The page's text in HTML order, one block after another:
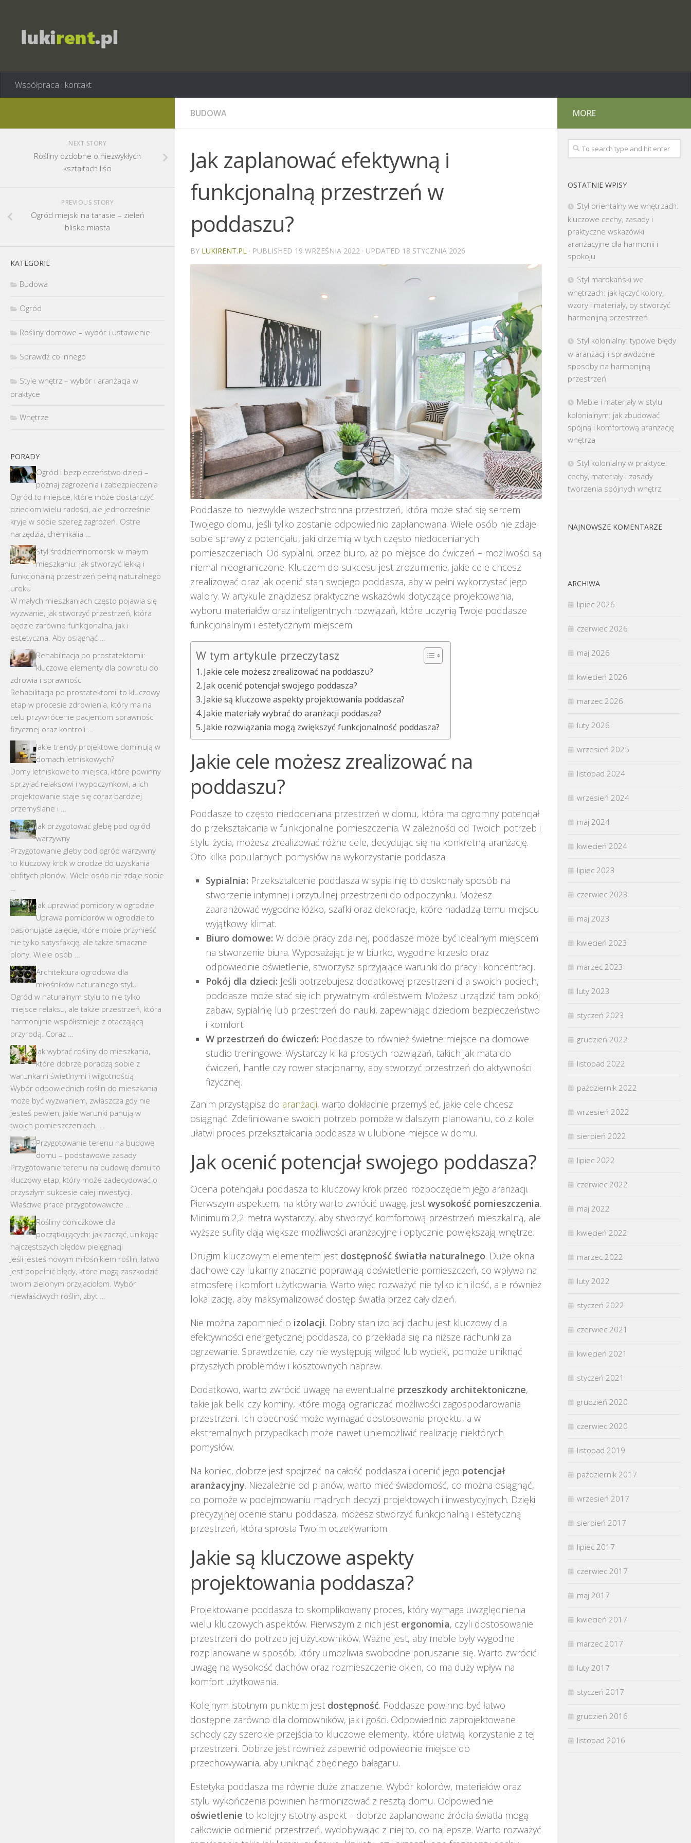
Współpraca i kontakt
BUDOWA
Jak zaplanować efektywną i
funkcjonalną przestrzeń w
poddaszu?
BY LUKIRENT.PL · PUBLISHED 19 WRZEŚNIA 2022 · UPDATED 18 STYCZNIA 2026
Poddasze to niezwykle wszechstronna przestrzeń, która może stać się sercem
Twojego domu, jeśli tylko zostanie odpowiednio zaplanowana. Wiele osób nie zdaje
sobie sprawy z potencjału, jaki drzemią w tych często niedocenianych
pomieszczeniach. Od sypialni, przez biuro, aż po miejsce do ćwiczeń – możliwości są
niemal nieograniczone. Kluczem do sukcesu jest zrozumienie, jakie cele chcesz
zrealizować oraz jak ocenić stan swojego poddasza, aby w pełni wykorzystać jego
walory. W artykule znajdziesz praktyczne wskazówki dotyczące projektowania,
wyboru materiałów oraz inteligentnych rozwiązań, które uczynią Twoje poddasze
funkcjonalnym i estetycznym miejscem.
W tym artykule przeczytasz
Jakie cele możesz zrealizować na poddaszu?
Jak ocenić potencjał swojego poddasza?
Jakie są kluczowe aspekty projektowania poddasza?
Jakie materiały wybrać do aranżacji poddasza?
Jakie rozwiązania mogą zwiększyć funkcjonalność poddasza?
Jakie cele możesz zrealizować na
poddaszu?
Poddasze to często niedoceniana przestrzeń w domu, która ma ogromny potencjał
do przekształcania w funkcjonalne pomieszczenia. W zależności od Twoich potrzeb i
stylu życia, możesz zrealizować różne cele, decydując się na konkretną aranżację.
Oto kilka popularnych pomysłów na wykorzystanie poddasza:
Sypialnia: Przekształcenie poddasza w sypialnię to doskonały sposób na
stworzenie intymnej i przytulnej przestrzeni do odpoczynku. Możesz
zaaranżować wygodne łóżko, szafki oraz dekoracje, które nadadzą temu miejscu
wyjątkowy klimat.
Biuro domowe: W dobie pracy zdalnej, poddasze może być idealnym miejscem
na stworzenie biura. Wyposażając je w biurko, wygodne krzesło oraz
odpowiednie oświetlenie, stworzysz sprzyjające warunki do pracy i koncentracji.
Pokój dla dzieci: Jeśli potrzebujesz dodatkowej przestrzeni dla swoich pociech,
poddasze może stać się ich prywatnym królestwem. Możesz urządzić tam pokój
zabaw, sypialnię lub przestrzeń do nauki, zapewniając dzieciom bezpieczeństwo
i komfort.
W przestrzeń do ćwiczeń: Poddasze to również świetne miejsce na domowe
studio treningowe. Wystarczy kilka prostych rozwiązań, takich jak mata do
ćwiczeń, hantle czy rower stacjonarny, aby stworzyć przestrzeń do aktywności
fizycznej.
Zanim przystąpisz do aranżacji, warto dokładnie przemyśleć, jakie cele chcesz
osiągnąć. Zdefiniowanie swoich potrzeb pomoże w dalszym planowaniu, co z kolei
ułatwi proces przekształcania poddasza w ulubione miejsce w domu.
Jak ocenić potencjał swojego poddasza?
Ocena potencjału poddasza to kluczowy krok przed rozpoczęciem jego aranżacji.
Pierwszym aspektem, na który warto zwrócić uwagę, jest wysokość pomieszczenia.
Minimum 2,2 metra wystarczy, aby stworzyć komfortową przestrzeń mieszkalną, ale
wyższe sufity dają większe możliwości aranżacyjne i optycznie powiększają wnętrze.
Drugim kluczowym elementem jest dostępność światła naturalnego. Duże okna
dachowe czy lukarny znacznie poprawiają doświetlenie pomieszczeń, co wpływa na
atmosferę i komfort użytkowania. Warto więc rozważyć nie tylko ich ilość, ale również
lokalizację, aby maksymalizować dostęp światła przez cały dzień.
Nie można zapomnieć o izolacji. Dobry stan izolacji dachu jest kluczowy dla
efektywności energetycznej poddasza, co przekłada się na niższe rachunki za
ogrzewanie. Sprawdzenie, czy nie występują wilgoć lub wycieki, pomoże uniknąć
przyszłych problemów i kosztownych napraw.
Dodatkowo, warto zwrócić uwagę na ewentualne przeszkody architektoniczne,
takie jak belki czy kominy, które mogą ograniczać możliwości zagospodarowania
przestrzeni. Ich obecność może wymagać dostosowania projektu, a w
ekstremalnych przypadkach może nawet uniemożliwić realizację niektórych
pomysłów.
Na koniec, dobrze jest spojrzeć na całość poddasza i ocenić jego potencjał
aranżacyjny. Niezależnie od planów, warto mieć świadomość, co można osiągnąć,
co pomoże w podejmowaniu mądrych decyzji projektowych i inwestycyjnych. Dzięki
precyzyjnej ocenie stanu poddasza, możesz stworzyć funkcjonalną i estetyczną
przestrzeń, która sprosta Twoim oczekiwaniom.
Jakie są kluczowe aspekty
projektowania poddasza?
Projektowanie poddasza to skomplikowany proces, który wymaga uwzględnienia
wielu kluczowych aspektów. Pierwszym z nich jest ergonomia, czyli dostosowanie
przestrzeni do potrzeb jej użytkowników. Ważne jest, aby meble były wygodne i
rozplanowane w sposób, który umożliwia swobodne poruszanie się. Warto zwrócić
uwagę na wysokość dachów oraz rozmieszczenie okien, co ma duży wpływ na
komfort użytkowania.
Kolejnym istotnym punktem jest dostępność. Poddasze powinno być łatwo
dostępne zarówno dla domowników, jak i gości. Odpowiednio zaprojektowane
schody czy szerokie przejścia to kluczowe elementy, które ułatwią korzystanie z tej
przestrzeni. Dobrze jest również zapewnić odpowiednie miejsce do
przechowywania, aby uniknąć zbędnego bałaganu.
Estetyka poddasza ma równie duże znaczenie. Wybór kolorów, materiałów oraz
stylu wykończenia powinien harmonizować z resztą domu. Odpowiednie
oświetlenie to kolejny istotny aspekt – dobrze zaplanowane źródła światła mogą
całkowicie odmienić przestrzeń, wydobywając z niej to, co najlepsze. Warto rozważyć
NEXT STORY
Rośliny ozdobne o niezwykłych
kształtach liści
PREVIOUS STORY
Ogród miejski na tarasie – zieleń
blisko miasta
KATEGORIE
Budowa
Ogród
Rośliny domowe – wybór i ustawienie
Sprawdź co innego
Style wnętrz – wybór i aranżacja w
praktyce
Wnętrze
PORADY
Ogród i bezpieczeństwo dzieci –
poznaj zagrożenia i zabezpieczenia
Ogród to miejsce, które może dostarczyć
dzieciom wielu radości, ale jednocześnie
kryje w sobie szereg zagrożeń. Ostre
narzędzia, chemikalia …
Styl śródziemnomorski w małym
mieszkaniu: jak stworzyć lekką i
funkcjonalną przestrzeń pełną naturalnego
uroku
W małych mieszkaniach często pojawia się
wyzwanie, jak stworzyć przestrzeń, która
będzie zarówno funkcjonalna, jak i
estetyczna. Aby osiągnąć …
Rehabilitacja po prostatektomii:
kluczowe elementy dla powrotu do
zdrowia i sprawności
Rehabilitacja po prostatektomii to kluczowy
etap w procesie zdrowienia, który ma na
celu przywrócenie pacjentom sprawności
fizycznej oraz kontroli …
Jakie trendy projektowe dominują w
domach letniskowych?
Domy letniskowe to miejsca, które powinny
sprzyjać relaksowi i wypoczynkowi, a ich
projektowanie staje się coraz bardziej
przemyślane i …
Jak przygotować glebę pod ogród
warzywny
Przygotowanie gleby pod ogród warzywny
to kluczowy krok w drodze do uzyskania
obfitych plonów. Wiele osób nie zdaje sobie
Jak uprawiać pomidory w ogrodzie
Uprawa pomidorów w ogrodzie to
pasjonujące zajęcie, które może przynieść
nie tylko satysfakcję, ale także smaczne
plony. Wiele osób …
Architektura ogrodowa dla
miłośników naturalnego stylu
Ogród w naturalnym stylu to nie tylko
miejsce relaksu, ale także przestrzeń, która
harmonijnie współistnieje z otaczającą
przyrodą. Coraz …
Jak wybrać rośliny do mieszkania,
które dobrze poradzą sobie z
warunkami świetlnymi i wilgotnością
Wybór odpowiednich roślin do mieszkania
może być wyzwaniem, zwłaszcza gdy nie
jesteś pewien, jakie warunki panują w
twoich pomieszczeniach. …
Przygotowanie terenu na budowę
domu – podstawowe zasady
Przygotowanie terenu na budowę domu to
kluczowy etap, który może zadecydować o
przyszłym sukcesie całej inwestycji.
Właściwe prace przygotowawcze …
Rośliny doniczkowe dla
początkujących: jak zacząć, unikając
najczęstszych błędów pielęgnacji
Jeśli jesteś nowym miłośnikiem roślin, łatwo
jest popełnić błędy, które mogą zaszkodzić
twoim zielonym przyjaciołom. Wybór
niewłaściwych roślin, zbyt …
MORE
OSTATNIE WPISY
Styl orientalny we wnętrzach:
kluczowe cechy, zasady i
praktyczne wskazówki
aranżacyjne dla harmonii i
spokoju
Styl marokański we
wnętrzach: jak łączyć kolory,
wzory i materiały, by stworzyć
harmonijną przestrzeń
Styl kolonialny: typowe błędy
w aranżacji i sprawdzone
sposoby na harmonijną
przestrzeń
Meble i materiały w stylu
kolonialnym: jak zbudować
spójną i komfortową aranżację
wnętrza
Styl kolonialny w praktyce:
cechy, materiały i zasady
tworzenia spójnych wnętrz
NAJNOWSZE KOMENTARZE
ARCHIWA
lipiec 2026
czerwiec 2026
maj 2026
kwiecień 2026
marzec 2026
luty 2026
wrzesień 2025
listopad 2024
wrzesień 2024
maj 2024
kwiecień 2024
lipiec 2023
czerwiec 2023
maj 2023
kwiecień 2023
marzec 2023
luty 2023
styczeń 2023
grudzień 2022
listopad 2022
październik 2022
wrzesień 2022
sierpień 2022
lipiec 2022
czerwiec 2022
maj 2022
kwiecień 2022
marzec 2022
luty 2022
styczeń 2022
czerwiec 2021
kwiecień 2021
styczeń 2021
grudzień 2020
czerwiec 2020
listopad 2019
październik 2017
wrzesień 2017
sierpień 2017
lipiec 2017
czerwiec 2017
maj 2017
kwiecień 2017
marzec 2017
luty 2017
styczeń 2017
grudzień 2016
listopad 2016